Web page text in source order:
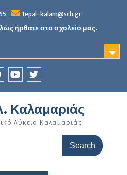
1epal-kalam@sch.gr
ήρθατε στο σχολείο μας.
Καλαμαριάς
Λύκειο Καλαμαριάς